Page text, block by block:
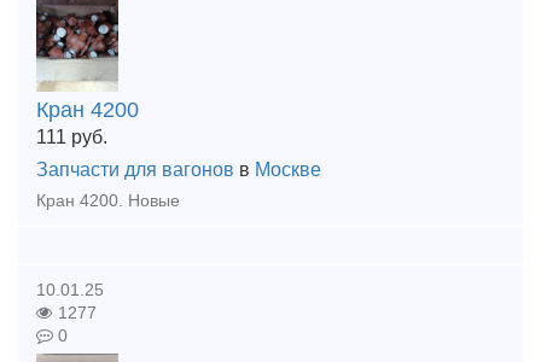
Кран 4200
111 руб.
Запчасти для вагонов в Москве
Кран 4200. Новые
10.01.25
1277
0